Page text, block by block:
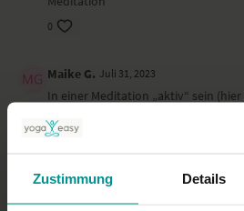
Zustimmung Details
0
Maike G. Juli 31, 2023
In einer Meditation „aktiv“ sein
Stretching oder das vertiefte
enorm, die Gedanken zu
beim Wandern, Töpfern oder auch
nboch. Danke Anna, dass Du nicht